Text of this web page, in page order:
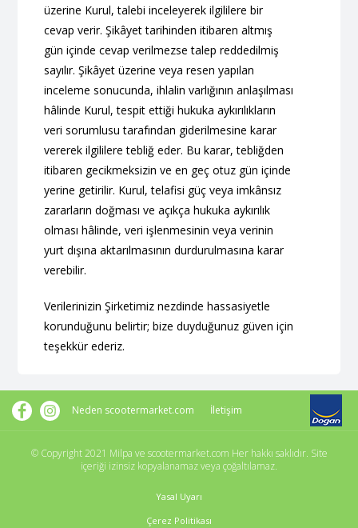
üzerine Kurul, talebi inceleyerek ilgililere bir
cevap verir. Şikâyet tarihinden itibaren altmış
gün içinde cevap verilmezse talep reddedilmiş
sayılır. Şikâyet üzerine veya resen yapılan
inceleme sonucunda, ihlalin varlığının anlaşılması
hâlinde Kurul, tespit ettiği hukuka aykırılıkların
veri sorumlusu tarafından giderilmesine karar
vererek ilgililere tebliğ eder. Bu karar, tebliğden
itibaren gecikmeksizin ve en geç otuz gün içinde
yerine getirilir. Kurul, telafisi güç veya imkânsız
zararların doğması ve açıkça hukuka aykırılık
olması hâlinde, veri işlenmesinin veya verinin
yurt dışına aktarılmasının durdurulmasına karar
verebilir.
Verilerinizin Şirketimiz nezdinde hassasiyetle
korunduğunu belirtir; bize duyduğunuz güven için
teşekkür ederiz.
Neden scootermarket.com İletişim
© Copyright 2021 Milpa ve scootermarket.com Her hakkı saklıdır. Site
içeriği izinsiz kopyalanamaz veya çoğaltılamaz.
Yasal Uyarı
Çerez Politikası